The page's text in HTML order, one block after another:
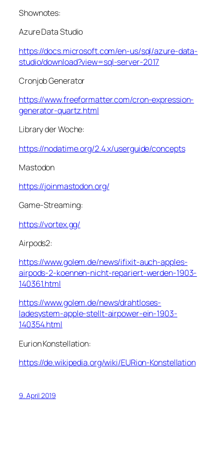
Shownotes:
Azure Data Studio
https://docs.microsoft.com/en-us/sql/azure-data-
studio/download?view=sql-server-2017
Cronjob Generator
https://www.freeformatter.com/cron-expression-
generator-quartz.html
Library der Woche:
https://nodatime.org/2.4.x/userguide/concepts
Mastodon
https://joinmastodon.org/
Game-Streaming:
https://vortex.gg/
Airpods2:
https://www.golem.de/news/ifixit-auch-apples-
airpods-2-koennen-nicht-repariert-werden-1903-
140361.html
https://www.golem.de/news/drahtloses-
ladesystem-apple-stellt-airpower-ein-1903-
140354.html
Eurion Konstellation:
https://de.wikipedia.org/wiki/EURion-Konstellation
9. April 2019